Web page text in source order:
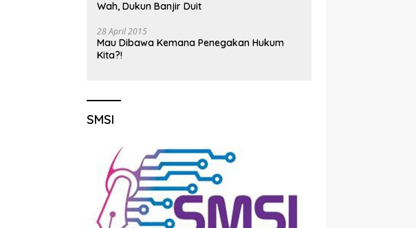
Wah, Dukun Banjir Duit
28 April 2015
Mau Dibawa Kemana Penegakan Hukum
Kita?!
SMSI